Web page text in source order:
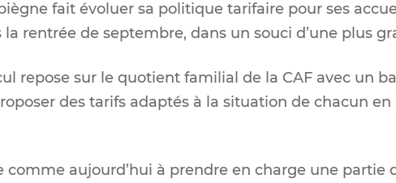
fait évoluer sa politique tarifaire pour ses
la rentrée de septembre, dans un souci d’une plus
repose sur le quotient familial de la CAF avec un
des tarifs adaptés à la situation de chacun
comme aujourd’hui à prendre en charge une partie